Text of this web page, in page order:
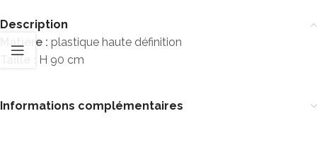
Description
Matière : plastique haute définition
Taille :
H 90 cm
Informations complémentaires